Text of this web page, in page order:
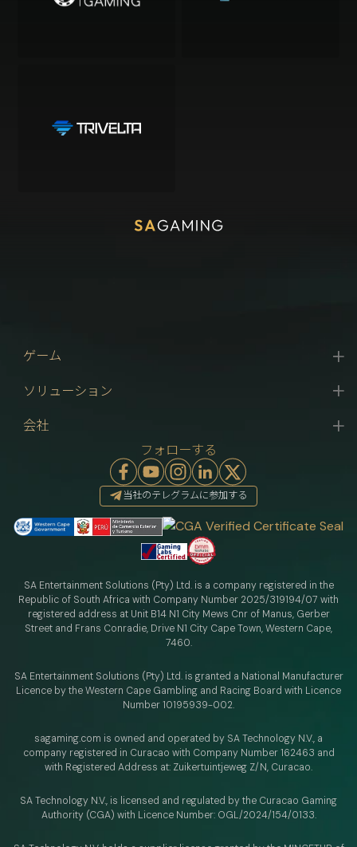
ゲーム
ソリューション
会社
フォローする
当社のテレグラムに参加する
SA Entertainment Solutions (Pty) Ltd. is a company registered in the
Republic of South Africa with Company Number 2025/319194/07 with
registered address at Unit B14 N1 City Mews Cnr of Manus, Gerber
Street and Frans Conradie, Drive N1 City Cape Town, Western Cape,
7460.
SA Entertainment Solutions (Pty) Ltd. is granted a National Manufacturer
Licence by the Western Cape Gambling and Racing Board with Licence
Number 10195939-002.
sagaming.com is owned and operated by SA Technology N.V., a
company registered in Curacao with Company Number 162463 and
with Registered Address at: Zuikertuintjeweg Z/N, Curacao.
SA Technology N.V., is licensed and regulated bythe Curacao Gaming
Authority (CGA) with Licence Number: OGL/2024/154/0133.